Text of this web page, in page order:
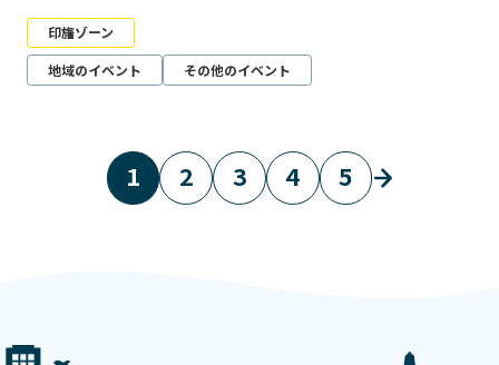
印旛ゾーン
地域のイベント
その他のイベント
1 2 3 4 5